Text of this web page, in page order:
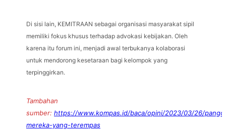
Di sisi lain, KEMITRAAN sebagai organisasi masyarakat sipil
memiliki fokus khusus terhadap advokasi kebijakan. Oleh
karena itu forum ini, menjadi awal terbukanya kolaborasi
untuk mendorong kesetaraan bagi kelompok yang
terpinggirkan.
Tambahan
sumber: https://www.kompas.id/baca/opini/2023/03/26/
mereka-yang-terempas